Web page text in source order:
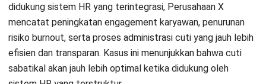
Daftar Sekarang dan Jadwalkan
Demo Software HashMicro Secara
Gratis!
kebijakan yang terstruktur dan terdokumentasi dengan baik.
Jika Anda ingin merancang skema cuti sabatikal yang lebih
optimal dan minim risiko,
konsultasikan bisnis anda dengan
tim expert